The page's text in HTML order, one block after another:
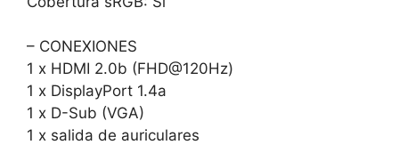
– CONEXIONES
1 x HDMI 2.0b (FHD@120Hz)
1 x DisplayPort 1.4a
1 x D-Sub (VGA)
1 x salida de auriculares